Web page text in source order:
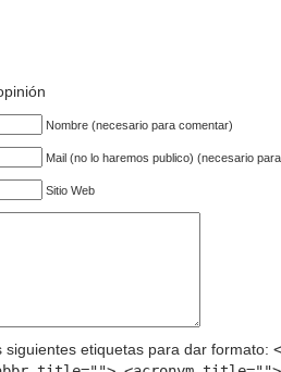
Nombre (necesario para comentar)
Mail (no lo haremos publico) (necesario
Sitio Web
siguientes etiquetas para dar formato: